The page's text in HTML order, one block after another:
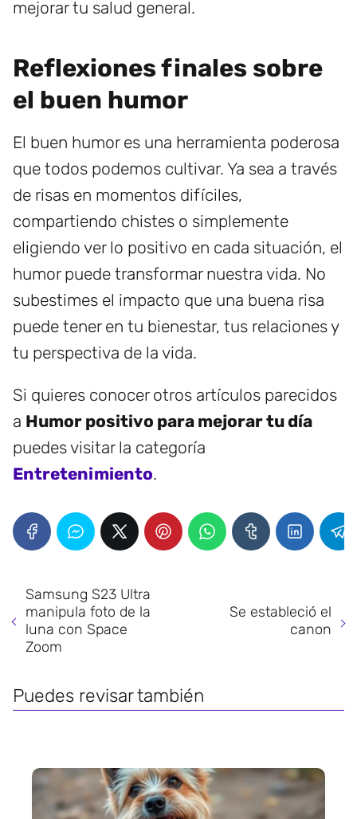
mejorar tu salud general.
Reflexiones finales sobre
el buen humor
El buen humor es una herramienta poderosa
que todos podemos cultivar. Ya sea a través
de risas en momentos difíciles,
compartiendo chistes o simplemente
eligiendo ver lo positivo en cada situación, el
humor puede transformar nuestra vida. No
subestimes el impacto que una buena risa
puede tener en tu bienestar, tus relaciones y
tu perspectiva de la vida.
Si quieres conocer otros artículos parecidos
a Humor positivo para mejorar tu día
puedes visitar la categoría
Entretenimiento.
Samsung S23 Ultra
manipula foto de la
luna con Space
Zoom
Se estableció el
canon
Puedes revisar también